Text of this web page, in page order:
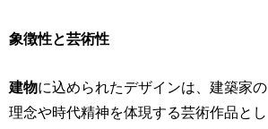
象徴性と芸術性
建物に込められたデザインは、建築家の
理念や時代精神を体現する芸術作品とし